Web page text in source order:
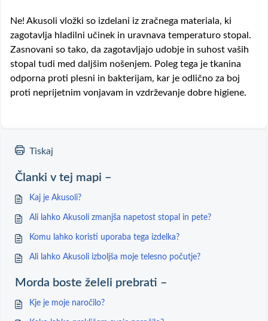
Ne! Akusoli vložki so izdelani iz zračnega materiala, ki
zagotavlja hladilni učinek in uravnava temperaturo stopal.
Zasnovani so tako, da zagotavljajo udobje in suhost vaših
stopal tudi med daljšim nošenjem. Poleg tega je tkanina
odporna proti plesni in bakterijam, kar je odlično za boj
proti neprijetnim vonjavam in vzdrževanje dobre higiene.
Tiskaj
Članki v tej mapi –
Kaj je Akusoli?
Ali lahko Akusoli zmanjša napetost stopal in pete?
Komu lahko koristi uporaba tega izdelka?
Ali lahko Akusoli izboljša moje telesno počutje?
Morda boste želeli prebrati –
Kje je moje naročilo?